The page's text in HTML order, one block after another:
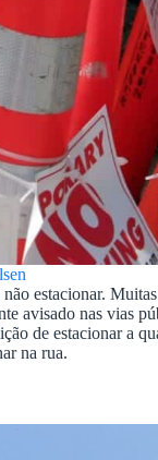
estacionar.
avisado nas vias
de estacionar a
na rua.